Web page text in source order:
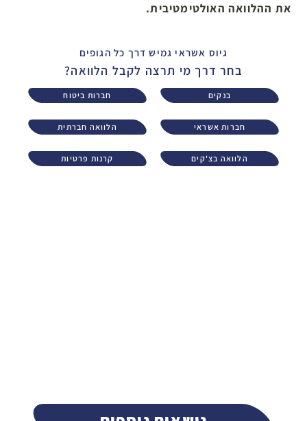
את ההלוואה האולטימטיבית.
גיוס אשראי גמיש דרך כל הגופים
בחר דרך מי תרצה לקבל הלוואה?
בנקים חברות ביטוח
חברות אשראי הלוואה חברתית
הלוואה בצ'קים קרנות פרטיות